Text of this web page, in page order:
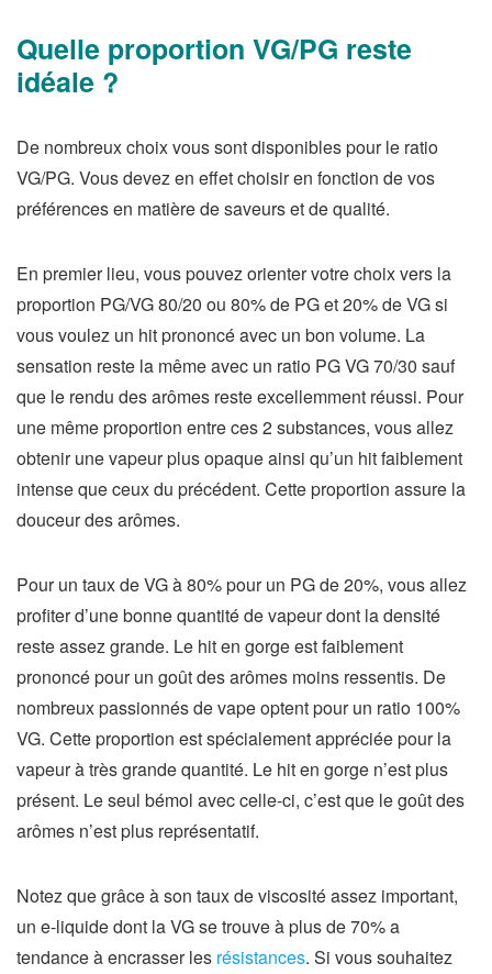
Quelle proportion VG/PG reste
idéale ?
De nombreux choix vous sont disponibles pour le ratio
VG/PG. Vous devez en effet choisir en fonction de vos
préférences en matière de saveurs et de qualité.
En premier lieu, vous pouvez orienter votre choix vers la
proportion PG/VG 80/20 ou 80% de PG et 20% de VG si
vous voulez un hit prononcé avec un bon volume. La
sensation reste la même avec un ratio PG VG 70/30 sauf
que le rendu des arômes reste excellemment réussi. Pour
une même proportion entre ces 2 substances, vous allez
obtenir une vapeur plus opaque ainsi qu’un hit faiblement
intense que ceux du précédent. Cette proportion assure la
douceur des arômes.
Pour un taux de VG à 80% pour un PG de 20%, vous allez
profiter d’une bonne quantité de vapeur dont la densité
reste assez grande. Le hit en gorge est faiblement
prononcé pour un goût des arômes moins ressentis. De
nombreux passionnés de vape optent pour un ratio 100%
VG. Cette proportion est spécialement appréciée pour la
vapeur à très grande quantité. Le hit en gorge n’est plus
présent. Le seul bémol avec celle-ci, c’est que le goût des
arômes n’est plus représentatif.
Notez que grâce à son taux de viscosité assez important,
un e-liquide dont la VG se trouve à plus de 70% a
tendance à encrasser les résistances. Si vous souhaitez